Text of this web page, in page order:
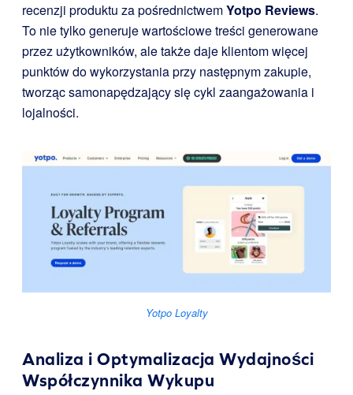
recenzji produktu za pośrednictwemYotpo Reviews.
To nie tylko generuje wartościowe treści generowane
przez użytkowników, ale także daje klientom więcej
punktów do wykorzystania przy następnym zakupie,
tworząc samonapędzający się cykl zaangażowania i
lojalności.
Yotpo Loyalty
Analiza i Optymalizacja Wydajności
Współczynnika Wykupu